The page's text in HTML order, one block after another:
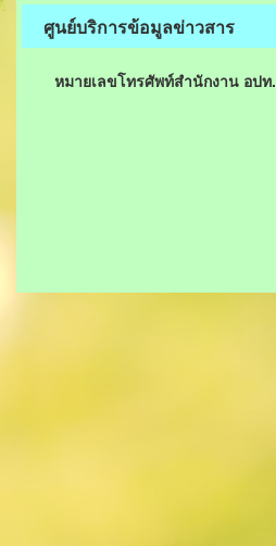
ศูนย์บริการข้อมูลข่าวสาร
หมายเลขโทรศัพท์สำนักงาน อปท.